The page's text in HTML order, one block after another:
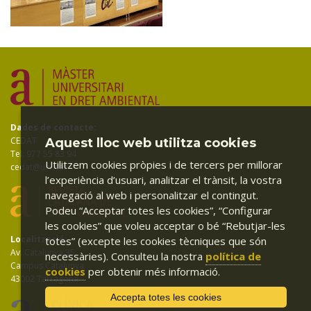
Dades de contacte:
CEDAT
Tel: 977 55 83 94
cedat@urv.cat
Localització:
Av. Catalunya 35
Campus Catalunya
43002 Tarragona
Aquest lloc web utilitza cookies
Utilitzem cookies pròpies i de tercers per millorar
l’experiència d’usuari, analitzar el trànsit, la vostra
navegació al web i personalitzar el contingut.
Podeu “Acceptar totes les cookies”, “Configurar
les cookies” que voleu acceptar o bé “Rebutjar-les
totes” (excepte les cookies tècniques que són
necessàries). Consulteu la nostra política de
cookies per obtenir més informació.
Accepta totes les cookies